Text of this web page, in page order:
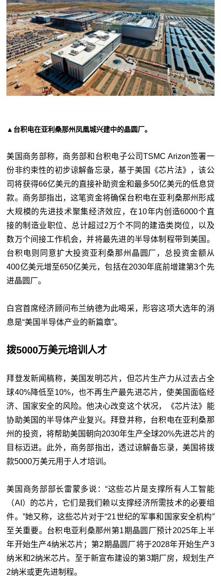
▲台积电在亚利桑那州凤凰城兴建中的晶圆厂。
美国商务部称，商务部和台积电子公司TSMC Arizon签署一
份非约束性的初步谅解备忘录，基于美国《芯片法》，该公
司将获得66亿美元的直接补助资金和最多50亿美元的低息贷
款。商务部指出，这笔资金将确保台积电在亚利桑那州形成
大规模的先进技术聚集经济效应，在10年内创造6000个直
接的制造业职位、总计超过2万个不同的建造类岗位，以及
数万个间接工作机会，并将最先进的半导体制程带到美国。
台积电则同意扩大投资亚利桑那州晶圆厂，总投资金额从
400亿美元增至650亿美元，包括在2030年底前增建第3个先
进晶圆厂。
白宫首席经济顾问布兰纳德为此喝采，形容这项大选年的消
息是“美国半导体产业的新篇章”。
拨5000万美元培训人才
拜登发新闻稿称，美国发明芯片，但芯片生产力从过去占全
球40%降低至10%，也不再生产最先进芯片，使美国面临经
济、国家安全的风险。他决心改变这个状况，《芯片法》能
协助美国的半导体产业复兴。拜登并称，台积电在亚利桑那
州的投资，将帮助美国朝向2030年生产全球20%先进芯片的
目标迈进。此外，商务部指出，透过谅解备忘录，美国将拨
款5000万美元用于人才培训。
美国商务部部长雷蒙多说：“这些芯片是支撑所有人工智能
（AI）的芯片，它们是我们赖以支撑经济所需技术的必要组
件。”她又称，这些芯片对于“21世纪的军事和国家安全机构”
至关重要。台积电亚利桑那州第1期晶圆厂预计2025年上半
年开始生产4纳米芯片；第2期晶圆厂将于2028年开始生产3
纳米和2纳米芯片。至于新宣布建设的第3期厂房，规划生产
2纳米或更先进制程。